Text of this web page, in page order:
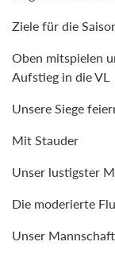
Ziele für die
Oben mitspielen
Aufstieg in die VL
Unsere Siege
Mit Stauder
Unser lustigster
Die moderierte
Unser